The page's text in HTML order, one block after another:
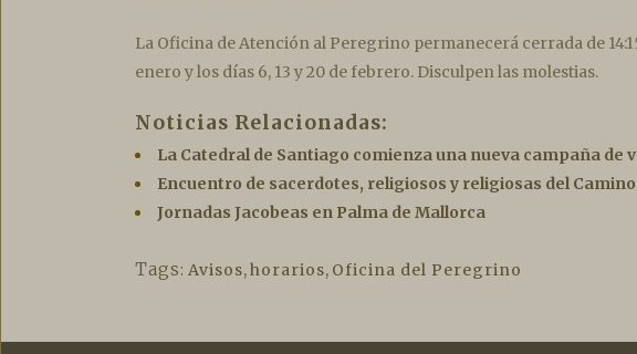
La Oficina de Atención al Peregrino permanecerá cerrada de
enero y los días 6, 13 y 20 de febrero. Disculpen las molestias.
Noticias Relacionadas:
La Catedral de Santiago comienza una nueva campaña
Encuentro de sacerdotes, religiosos y religiosas del
Jornadas Jacobeas en Palma de Mallorca
Tags: Avisos,horarios, Oficina del Peregrino